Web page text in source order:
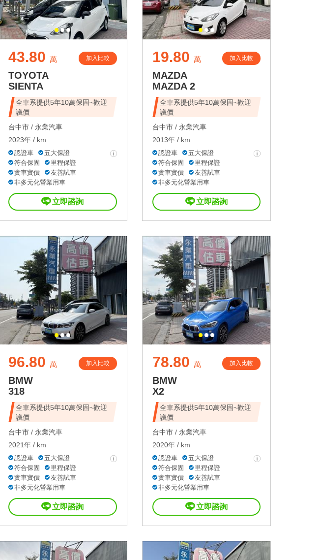
43.80 萬 加入比較
TOYOTA
SIENTA
全車系提供5年10萬保固~歡迎
議價
台中市 / 永業汽車
2023年 / km
認證車
五大保證
符合保固
里程保證
實車實價
友善試車
非多元化營業用車
立即諮詢
19.80 萬 加入比較
MAZDA
MAZDA 2
全車系提供5年10萬保固~歡迎
議價
台中市 / 永業汽車
2013年 / km
認證車
五大保證
符合保固
里程保證
實車實價
友善試車
非多元化營業用車
立即諮詢
96.80 萬 加入比較
BMW
318
全車系提供5年10萬保固~歡迎
議價
台中市 / 永業汽車
2021年 / km
認證車
五大保證
符合保固
里程保證
實車實價
友善試車
非多元化營業用車
立即諮詢
78.80 萬 加入比較
BMW
X2
全車系提供5年10萬保固~歡迎
議價
台中市 / 永業汽車
2020年 / km
認證車
五大保證
符合保固
里程保證
實車實價
友善試車
非多元化營業用車
立即諮詢